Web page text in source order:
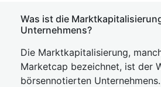
Was ist die
Unternehmens?
Die Marktkapitalisierung,
Marketcap bezeichnet, ist der
börsennotierten Unternehmens.